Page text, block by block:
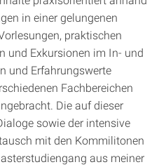
in einer gelungenen
praktischen
und Exkursionen im In- und
und Erfahrungswerte
Fachbereichen
Die auf dieser
sowie der intensive
mit den Kommilitonen
aus meiner